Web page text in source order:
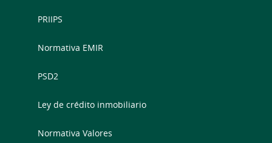
PRIIPS
Normativa EMIR
PSD2
Ley de crédito inmobiliario
Normativa Valores